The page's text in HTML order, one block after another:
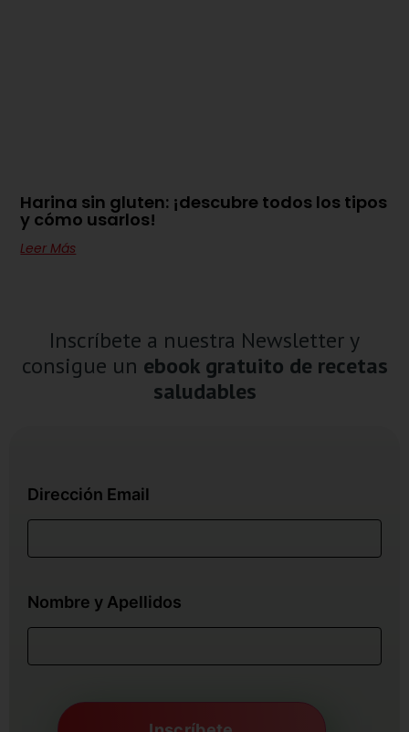
Harina sin gluten: ¡descubre todos los tipos
y cómo usarlos!
Leer Más
Inscríbete a nuestra Newsletter y
consigue un ebook gratuito de recetas
saludables
Dirección Email
Nombre y Apellidos